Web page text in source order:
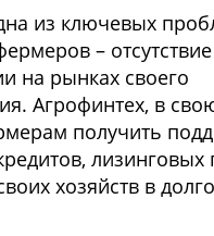
из ключевых
–
на рынках своего
Агрофинтех, в
получить
хозяйств в